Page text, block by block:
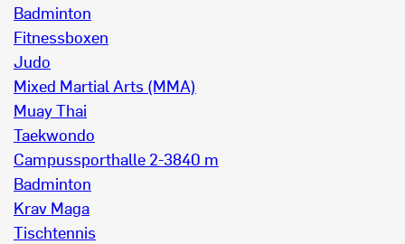
Badminton
Fitnessboxen
Judo
Mixed Martial Arts (MMA)
Muay Thai
Taekwondo
Campussporthalle 2-3840 m
Badminton
Krav Maga
Tischtennis